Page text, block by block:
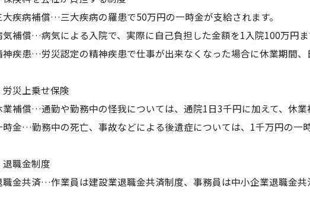
大疾病補償…三大疾病の羅患で50万円の一時金が支給されます。
気補償…病気による入院で、実際に自己負担した金額を1入院100万円ま
神疾患…労災認定の精神疾患で仕事が出来なくなった場合に休業期間、
労災上乗せ保険
業補償…通勤や勤務中の怪我については、通院1日3千円に加えて、休業
時金…勤務中の死亡、事故などによる後遺症については、1千万円の一時
退職金制度
職金共済…作業員は建設業退職金共済制度、事務員は中小企業退職金共